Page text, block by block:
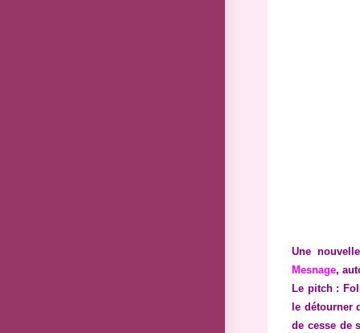
Une
Mesnage,
Le pitch :
le détourner
de cesse de